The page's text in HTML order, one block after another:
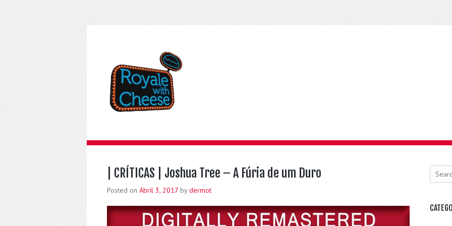
| CRÍTICAS | Joshua Tree – A Fúria de um Duro
Posted on Abril 3, 2017 bydermot
Search